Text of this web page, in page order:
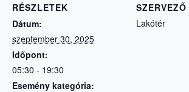
RÉSZLETEK
Dátum:
szeptember 30, 2025
Időpont:
05:30 - 19:30
Esemény kategória:
SZERVEZŐ
Lakótér